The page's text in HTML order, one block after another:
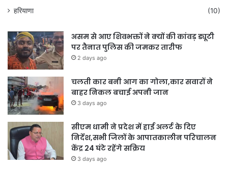
हरियाणा
(10)
असम से आए शिवभक्तों ने क्यों की कांवड़ ड्यूटी
पर तैनात पुलिस की जमकर तारीफ
2 days ago
चलती कार बनी आग का गोला,कार सवारों ने
बाहर निकल बचाई अपनी जान
3 days ago
सीएम धामी ने प्रदेश में हाई अलर्ट के दिए
निर्देश,सभी जिलों के आपातकालीन परिचालन
केंद्र 24 घंटे रहेंगे सक्रिय
3 days ago